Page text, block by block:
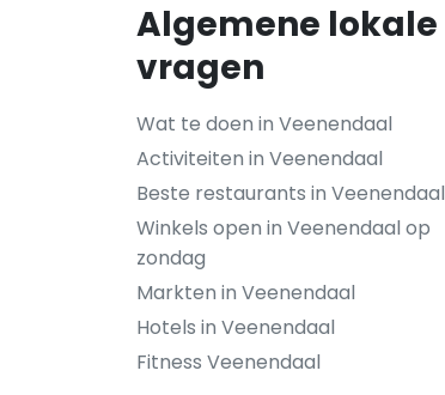
Algemene lokale
vragen
Wat te doen in Veenendaal
Activiteiten in Veenendaal
Beste restaurants in Veenendaal
Winkels open in Veenendaal op
zondag
Markten in Veenendaal
Hotels in Veenendaal
Fitness Veenendaal